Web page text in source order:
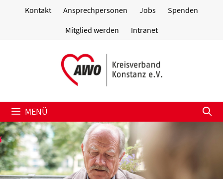
Kontakt Ansprechpersonen Jobs
Spenden
Mitglied werden
Intranet
MENÜ